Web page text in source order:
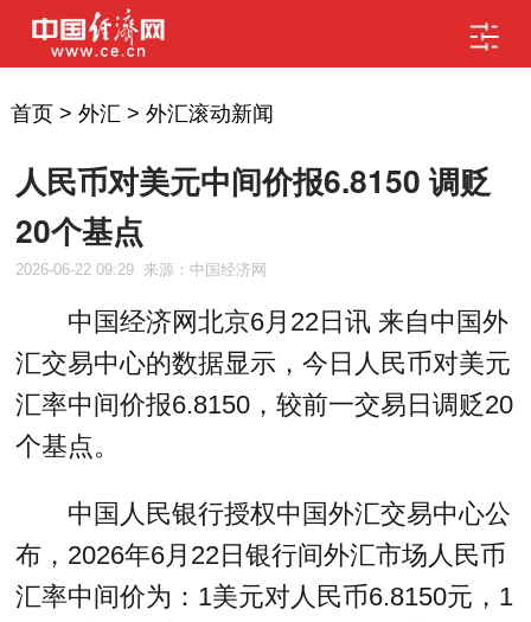
首页> 外汇 > 外汇滚动新闻
人民币对美元中间价报6.8150 调贬
20个基点
2026-06-22 09:29 来源：中国经济网
中国经济网北京6月22日讯 来自中国外
汇交易中心的数据显示，今日人民币对美元
汇率中间价报6.8150，较前一交易日调贬20
个基点。
中国人民银行授权中国外汇交易中心公
布，2026年6月22日银行间外汇市场人民币
汇率中间价为：1美元对人民币6.8150元，1